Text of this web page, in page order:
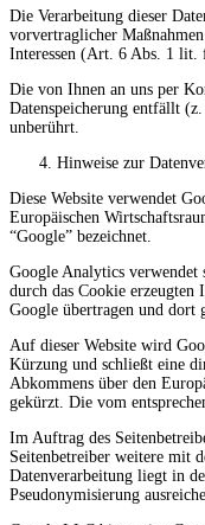
Die Verarbeitung dieser
vorvertraglicher
Interessen (Art. 6 Abs. 1 lit.
Die von Ihnen an uns per
Datenspeicherung entfällt
unberührt.
Hinweise zur
Diese Website verwendet
Europäischen
“Google” bezeichnet.
Google Analytics verwendet
durch das Cookie erzeugten
Google übertragen und dort
Auf dieser Website wird
Kürzung und schließt eine
Abkommens über den
gekürzt. Die vom
Im Auftrag des
Seitenbetreiber weitere mit
Datenverarbeitung liegt in
Pseudonymisierung